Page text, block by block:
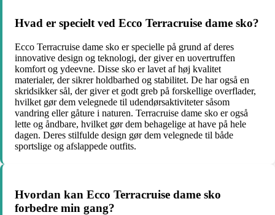
Hvad er specielt ved Ecco Terracruise dame sko?
Ecco Terracruise dame sko er specielle på grund af deres
innovative design og teknologi, der giver en uovertruffen
komfort og ydeevne. Disse sko er lavet af høj kvalitet
materialer, der sikrer holdbarhed og stabilitet. De har også en
skridsikker sål, der giver et godt greb på forskellige overflader,
hvilket gør dem velegnede til udendørsaktiviteter såsom
vandring eller gåture i naturen. Terracruise dame sko er også
lette og åndbare, hvilket gør dem behagelige at have på hele
dagen. Deres stilfulde design gør dem velegnede til både
sportslige og afslappede outfits.
Hvordan kan Ecco Terracruise dame sko
forbedre min gang?